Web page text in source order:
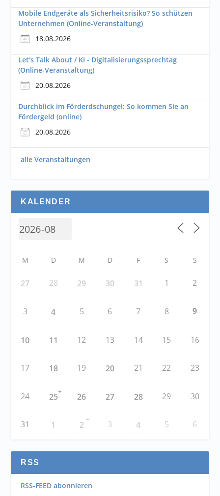
Mobile Endgeräte als Sicherheitsrisiko? So schützen
Unternehmen (Online-Veranstaltung)
18.08.2026
Let's Talk About / KI - Digitalisierungssprechtag
(Online-Veranstaltung)
20.08.2026
Durchblick im Förderdschungel: So kommen Sie an
Fördergeld (online)
20.08.2026
alle Veranstaltungen
KALENDER
M D M D F S S
27 28 29 30 31 1 2
3 4 5 6 7 8 9
10 11 12 13 14 15 16
17 18 19 20 21 22 23
24 25
+
26 27 28 29 30
31 1 2
+ 3 4 5 6
RSS
RSS-FEED abonnieren